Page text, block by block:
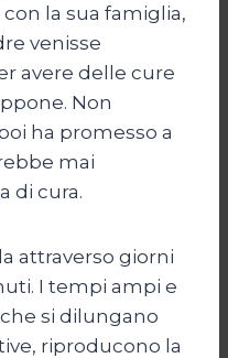
la sua famiglia,
venisse
avere delle cure
Non
ha promesso a
mai
di cura.
attraverso giorni
I tempi ampi e
si dilungano
riproducono la